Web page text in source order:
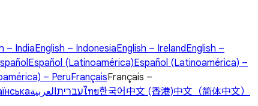
– IndiaEnglish – IndonesiaEnglish – IrelandEnglish –
Español (Latinoamérica)Español (Latinoamérica) –
– PeruFrançaisFrançais –
עבריתالعربية ไทย한국어 中文 (香港)中文（简体中文）